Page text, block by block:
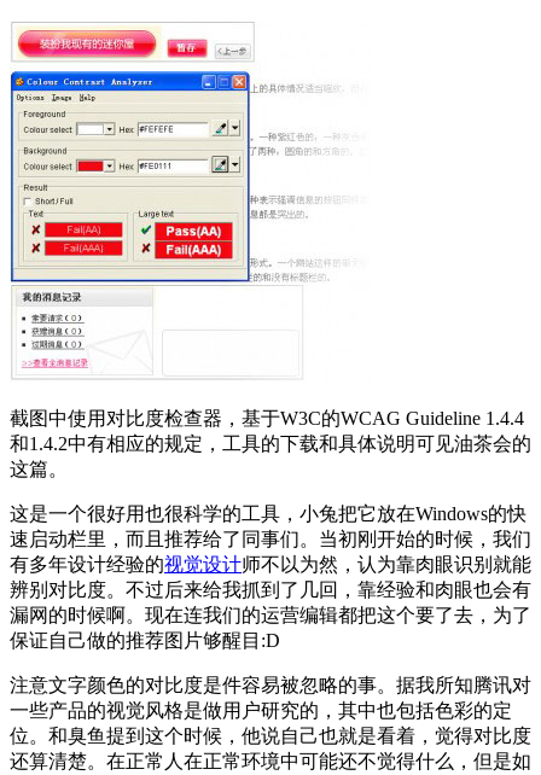
截图中使用对比度检查器，基于W3C的WCAG Guideline 1.4.4
和1.4.2中有相应的规定，工具的下载和具体说明可见油茶会的
这篇。
这是一个很好用也很科学的工具，小兔把它放在Windows的快
速启动栏里，而且推荐给了同事们。当初刚开始的时候，我们
有多年设计经验的视觉设计师不以为然，认为靠肉眼识别就能
辨别对比度。不过后来给我抓到了几回，靠经验和肉眼也会有
漏网的时候啊。现在连我们的运营编辑都把这个要了去，为了
保证自己做的推荐图片够醒目:D
注意文字颜色的对比度是件容易被忽略的事。据我所知腾讯对
一些产品的视觉风格是做用户研究的，其中也包括色彩的定
位。和臭鱼提到这个时候，他说自己也就是看着，觉得对比度
还算清楚。在正常人在正常环境中可能还不觉得什么，但是如